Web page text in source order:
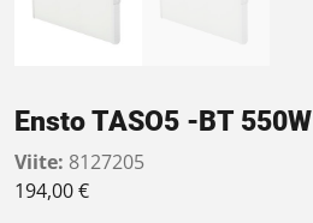
Ensto TASO5 -BT 550W
Viite: 8127205
194,00€